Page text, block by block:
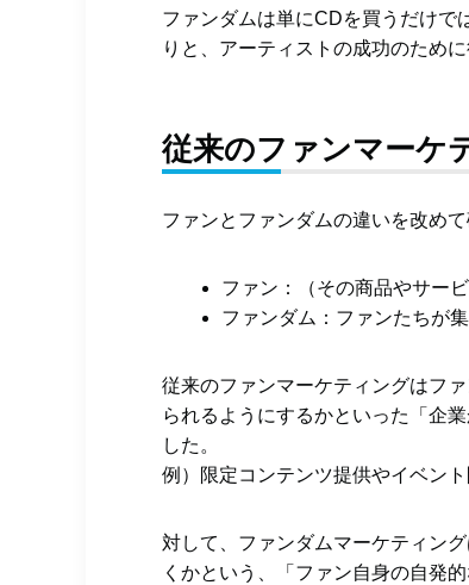
ファンダムは単にCDを買うだけで
りと、アーティストの成功のために
従来のファンマーケ
ファンとファンダムの違いを改め
ファン：（その商品やサー
ファンダム：ファンたちが
従来のファンマーケティングはフ
られるようにするかといった「企
した。
例）限定コンテンツ提供やイベン
対して、ファンダムマーケティン
くかという、「ファン自身の自発